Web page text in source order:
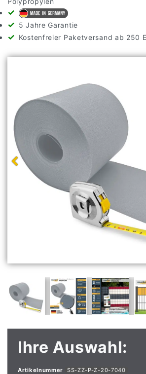
5 Jahre Garantie
Kostenfreier Paketversand ab 250
Ihre Auswahl:
Artikelnummer SS-ZZ-P-Z-20-7040